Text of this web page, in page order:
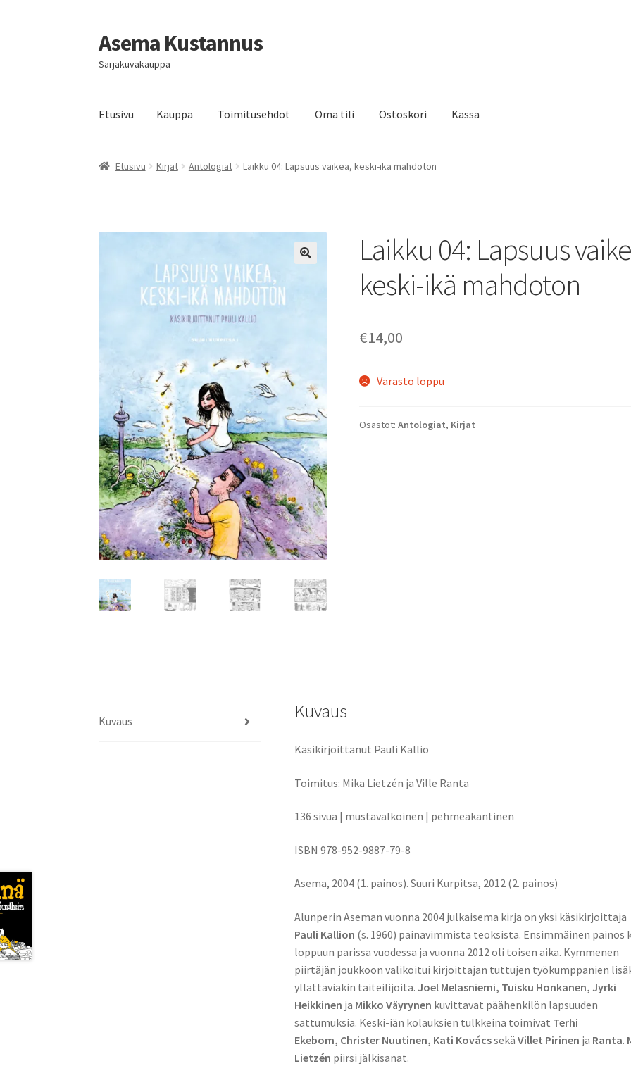
Siirry
navigointiin
Siirry
sisältöön
Asema Kustannus
Sarjakuvakauppa
Etusivu Kauppa Toimitusehdot Oma tili Ostoskori Kassa
Etusivu Kirjat Antologiat Laikku 04: Lapsuus vaikea, keski-ikä mahdoton
Laikku 04: Lapsuus
keski-ikä mahdoton
€14,00
Varasto loppu
Osastot:Antologiat, Kirjat
Kuvaus Kuvaus
Käsikirjoittanut Pauli Kallio
Toimitus: Mika Lietzén ja Ville Ranta
136 sivua | mustavalkoinen | pehmeäkantinen
ISBN 978-952-9887-79-8
Asema, 2004 (1. painos). Suuri Kurpitsa, 2012 (2. painos)
Alunperin Aseman vuonna 2004 julkaisema kirja on yksi käsikirjoittaja
Pauli Kallion (s. 1960) painavimmista teoksista. Ensimmäinen painos
loppuun parissa vuodessa ja vuonna 2012 oli toisen aika. Kymmenen
piirtäjän joukkoon valikoitui kirjoittajan tuttujen työkumppanien
yllättäviäkin taiteilijoita. Joel Melasniemi, Tuisku Honkanen, Jyrki
Heikkinen ja Mikko Väyrynen kuvittavat päähenkilön lapsuuden
sattumuksia. Keski-iän kolauksien tulkkeina toimivat Terhi
Ekebom, Christer Nuutinen, Kati Kovácssekä Villet Pirinen ja Ranta.
Lietzén piirsi jälkisanat.